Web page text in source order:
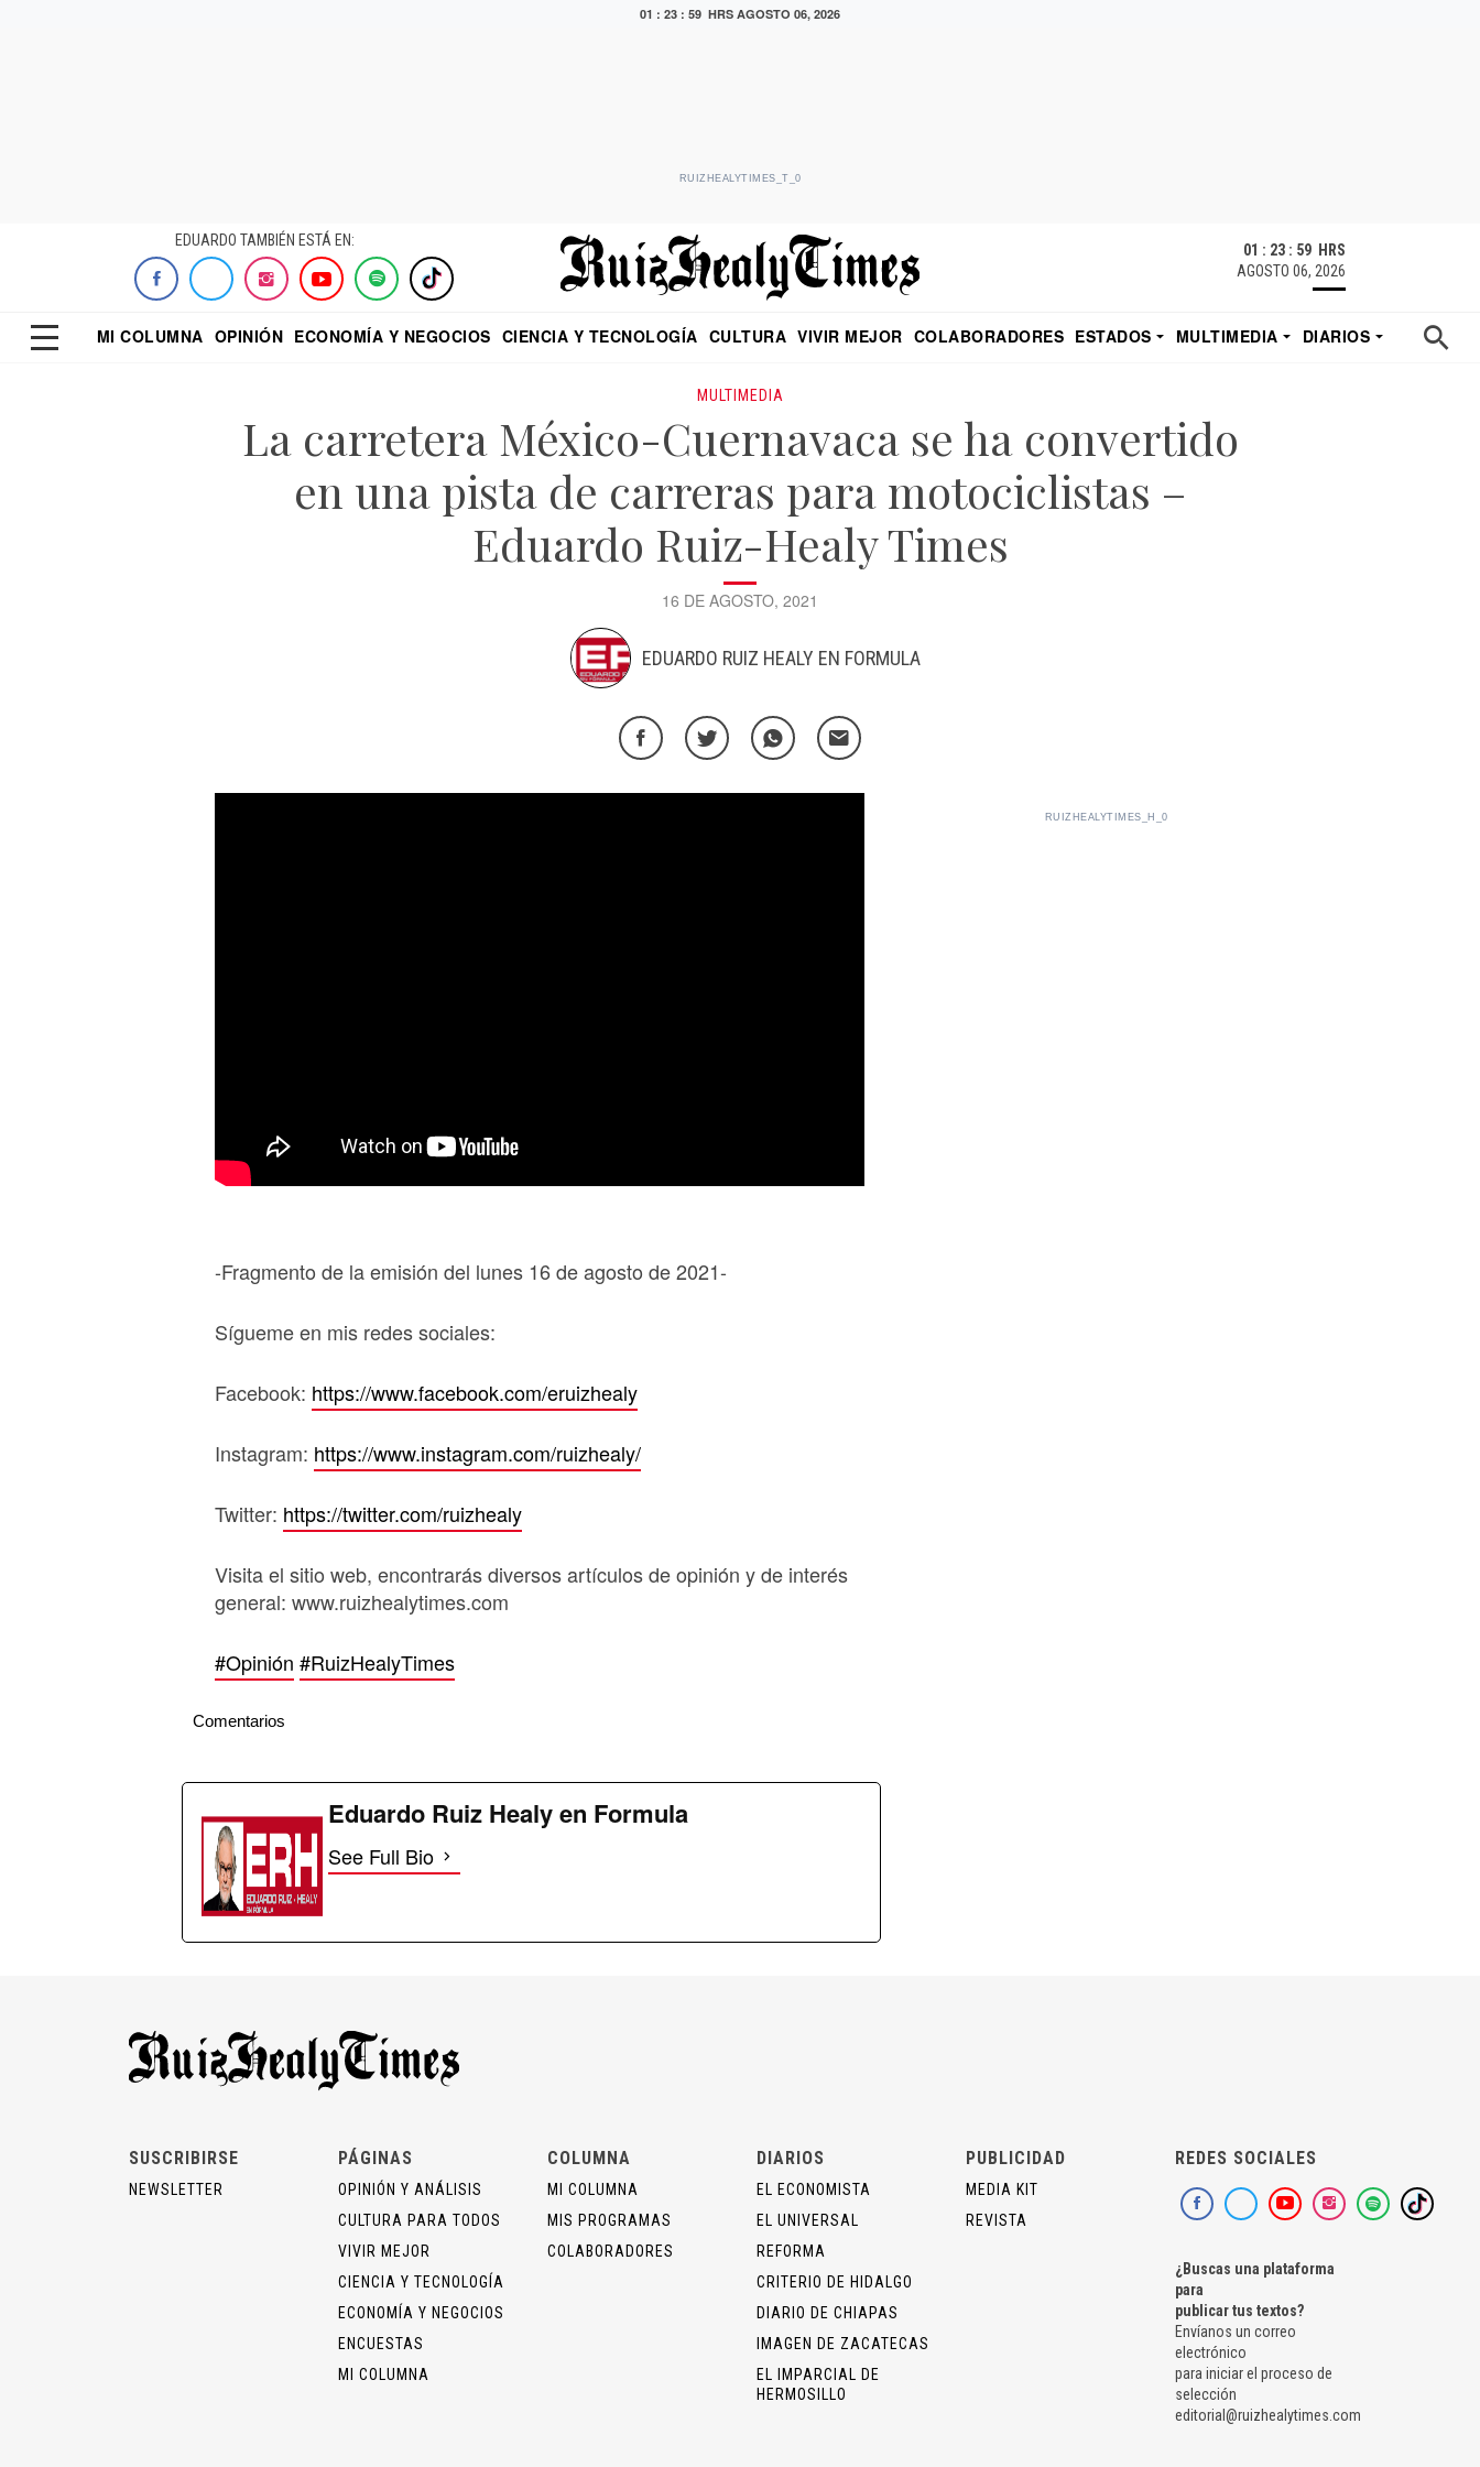
01 : 23 : 59 HRS AGOSTO 06, 2026
RUIZHEALYTIMES_T_0
EDUARDO TAMBIÉN ESTÁ EN:
01 : 23 : 59 HRS
AGOSTO 06, 2026
MI COLUMNA OPINIÓN ECONOMÍA Y NEGOCIOS CIENCIA Y TECNOLOGÍA CULTURA VIVIR MEJOR COLABORADORES ESTADOS MULTIMEDIA
DIARIOS
MULTIMEDIA
La carretera México-Cuernavaca se ha convertido
en una pista de carreras para motociclistas –
Eduardo Ruiz-Healy Times
16 DE AGOSTO, 2021
EDUARDO RUIZ HEALY EN FORMULA
-Fragmento de la emisión del lunes 16 de agosto de 2021-
Sígueme en mis redes sociales:
Facebook: https://www.facebook.com/eruizhealy
Instagram: https://www.instagram.com/ruizhealy/
Twitter: https://twitter.com/ruizhealy
Visita el sitio web, encontrarás diversos artículos de opinión y de interés
general: www.ruizhealytimes.com
#Opinión #RuizHealyTimes
Comentarios
Eduardo Ruiz Healy en Formula
See Full Bio
RUIZHEALYTIMES_H_0
SUSCRIBIRSE
NEWSLETTER
PÁGINAS
OPINIÓN Y ANÁLISIS
CULTURA PARA TODOS
VIVIR MEJOR
CIENCIA Y TECNOLOGÍA
ECONOMÍA Y NEGOCIOS
ENCUESTAS
MI COLUMNA
COLUMNA
MI COLUMNA
MIS PROGRAMAS
COLABORADORES
DIARIOS
EL ECONOMISTA
EL UNIVERSAL
REFORMA
CRITERIO DE HIDALGO
DIARIO DE CHIAPAS
IMAGEN DE ZACATECAS
EL IMPARCIAL DE
HERMOSILLO
PUBLICIDAD
MEDIA KIT
REVISTA
REDES SOCIALES
¿Buscas una plataforma
para
publicar tus textos?
Envíanos un correo
electrónico
para iniciar el proceso de
selección
editorial@ruizhealytimes.com